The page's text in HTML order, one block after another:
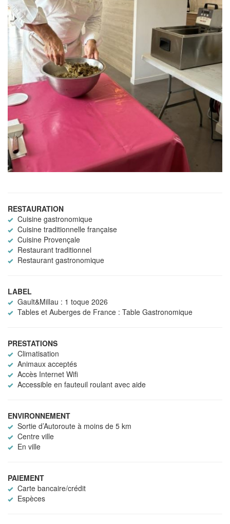
RESTAURATION
Cuisine gastronomique
Cuisine traditionnelle française
Cuisine Provençale
Restaurant traditionnel
Restaurant gastronomique
LABEL
Gault&Millau : 1 toque 2026
Tables et Auberges de France : Table Gastronomique
PRESTATIONS
Climatisation
Animaux acceptés
Accès Internet Wifi
Accessible en fauteuil roulant avec aide
ENVIRONNEMENT
Sortie d’Autoroute à moins de 5 km
Centre ville
En ville
PAIEMENT
Carte bancaire/crédit
Espèces